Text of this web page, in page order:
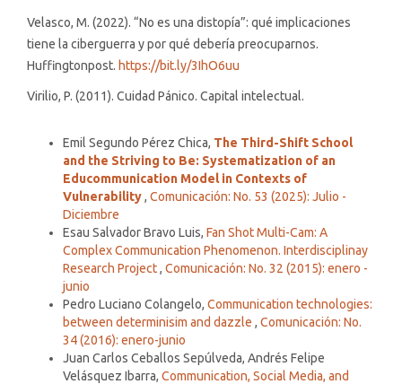
Velasco, M. (2022). “No es una distopía”: qué implicaciones
tiene la ciberguerra y por qué debería preocuparnos.
Huffingtonpost. https://bit.ly/3IhO6uu
Virilio, P. (2011). Cuidad Pánico. Capital intelectual.
Emil Segundo Pérez Chica, The Third-Shift School
and the Striving to Be: Systematization of an
Educommunication Model in Contexts of
Vulnerability, Comunicación: No. 53 (2025): Julio -
Diciembre
Esau Salvador Bravo Luis, Fan Shot Multi-Cam: A
Complex Communication Phenomenon. Interdisciplinay
Research Project, Comunicación: No. 32 (2015): enero -
junio
Pedro Luciano Colangelo, Communication technologies:
between determinisim and dazzle , Comunicación: No.
34 (2016): enero-junio
Juan Carlos Ceballos Sepúlveda, Andrés Felipe
Velásquez Ibarra, Communication, Social Media, and